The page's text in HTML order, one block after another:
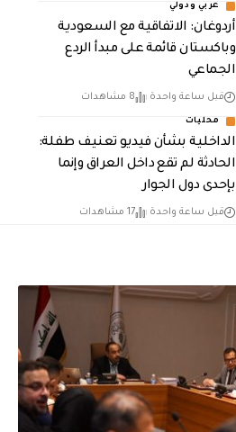
عربي ودولي
أردوغان: الاتفاقية مع السعودية
وباكستان قائمة على مبدأ الردع
الجماعي
قبل ساعة واحدة 8 مشاهدات
محليات
الداخلية بشأن فيديو تعنيف طفلة:
الحادثة لم تقع داخل العراق وإنما
بإحدى دول الجوار
قبل ساعة واحدة 17 مشاهدات